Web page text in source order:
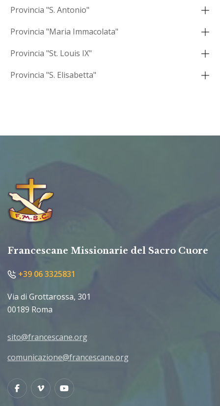
Provincia "S. Antonio"
Provincia "Maria Immacolata"
Provincia "St. Louis IX"
Provincia "S. Elisabetta"
Francescane Missionarie del Sacro Cuore
+39 06 3325831
Via di Grottarossa, 301
00189 Roma
sito@francescane.org
comunicazione@francescane.org
FacebookVimeoYoutube